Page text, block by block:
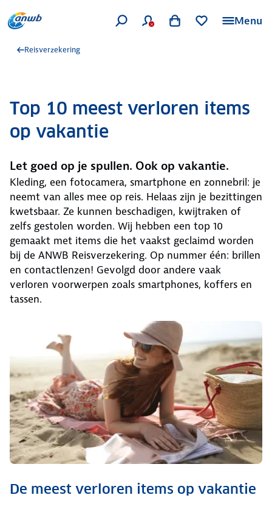
Menu
Reisverzekering
Top 10 meest verloren items
op vakantie
Let goed op je spullen. Ook op vakantie.
Kleding, een fotocamera, smartphone en zonnebril: je
neemt van alles mee op reis. Helaas zijn je bezittingen
kwetsbaar. Ze kunnen beschadigen, kwijtraken of
zelfs gestolen worden. Wij hebben een top 10
gemaakt met items die het vaakst geclaimd worden
bij de ANWB Reisverzekering. Op nummer één: brillen
en contactlenzen! Gevolgd door andere vaak
verloren voorwerpen zoals smartphones, koffers en
tassen.
De meest verloren items op vakantie